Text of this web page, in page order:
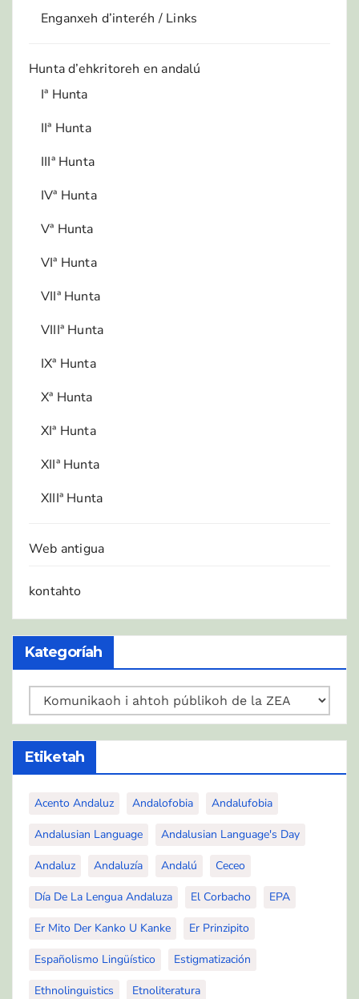
Enganxeh d’interéh / Links
Hunta d’ehkritoreh en andalú
Iª Hunta
IIª Hunta
IIIª Hunta
IVª Hunta
Vª Hunta
VIª Hunta
VIIª Hunta
VIIIª Hunta
IXª Hunta
Xª Hunta
XIª Hunta
XIIª Hunta
XIIIª Hunta
Web antigua
kontahto
Kategoríah
Kategoríah
Etiketah
Acento Andaluz Andalofobia Andalufobia
Andalusian Language Andalusian Language's Day
Andaluz Andaluzía Andalú Ceceo
Día De La Lengua Andaluza El Corbacho EPA
Er Mito Der Kanko U Kanke Er Prinzipito
Españolismo Lingüístico Estigmatización
Ethnolinguistics Etnoliteratura